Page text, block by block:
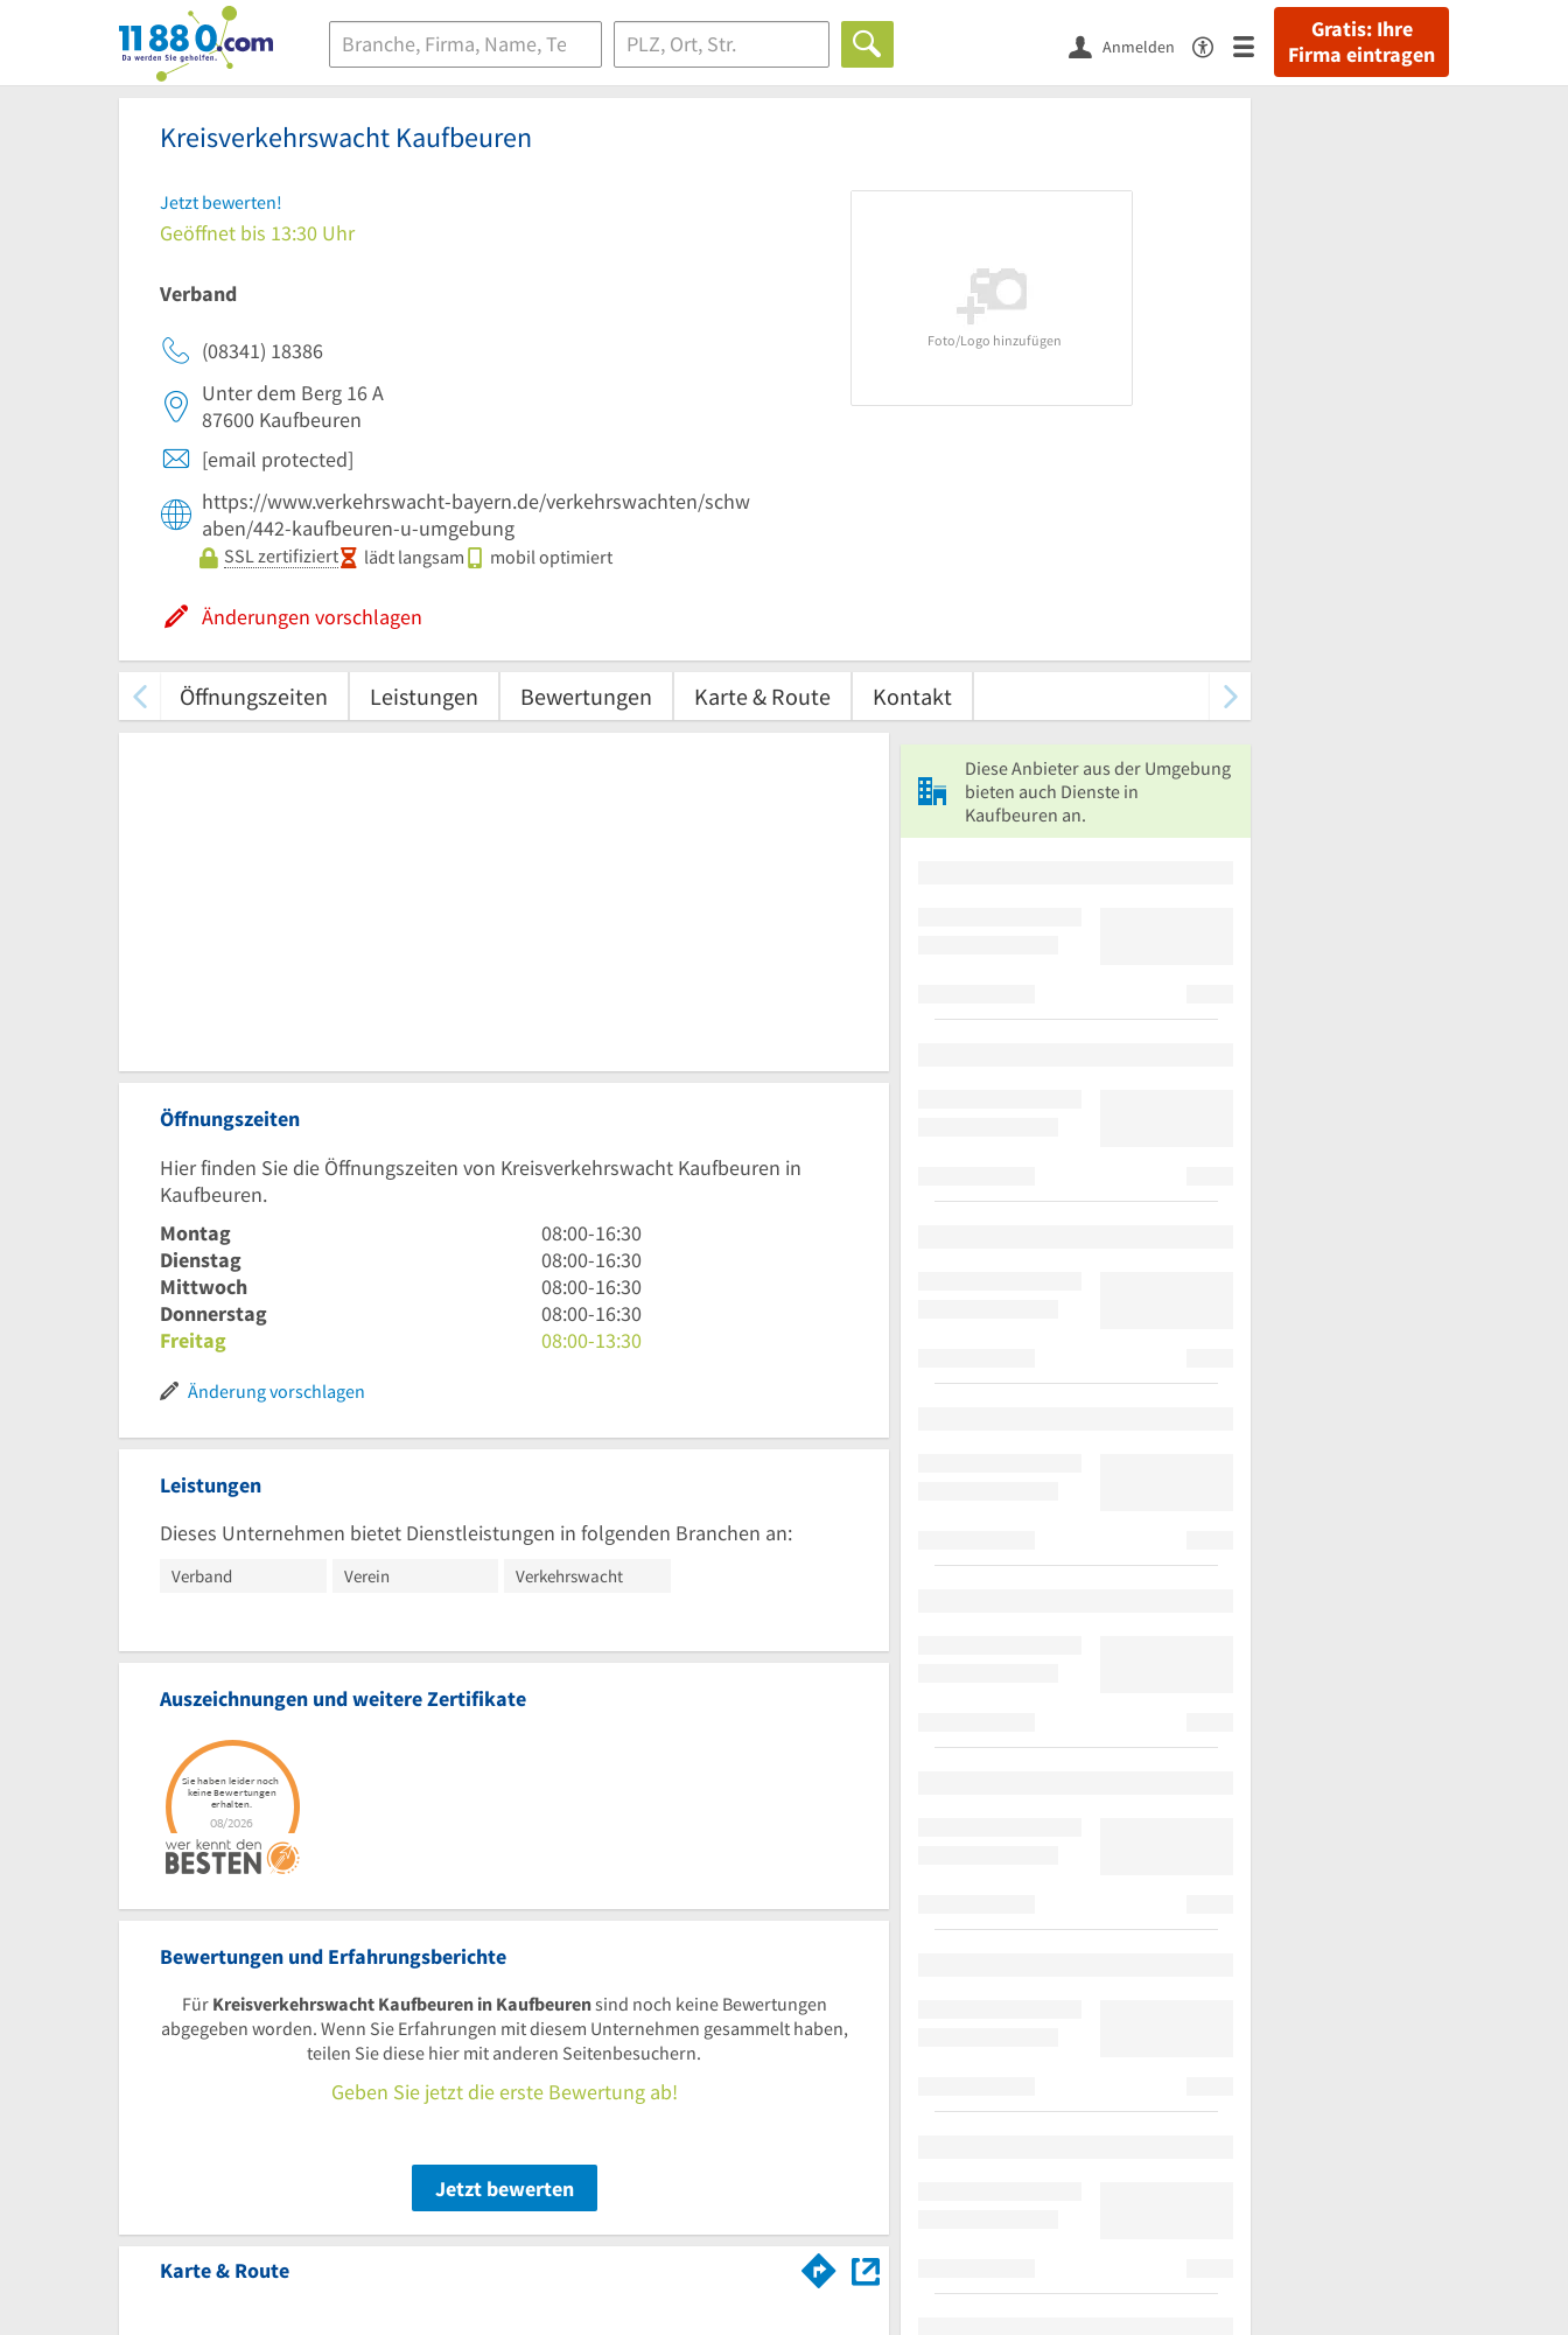
11880.com
Gratis: Ihre
Firma eintragen
Anmelden
Kreisverkehrswacht Kaufbeuren
Jetzt bewerten!
Geöffnet bis 13:30 Uhr
Verband
Foto/Logo hinzufügen
(08341) 18386
Unter dem Berg 16 A
87600 Kaufbeuren
[email protected]
https://www.verkehrswacht-bayern.de/verkehrswachten/schw
aben/442-kaufbeuren-u-umgebung
SSL zertifiziert lädt langsam mobil optimiert
Änderungen vorschlagen
Öffnungszeiten Leistungen Bewertungen Karte & Route Kontakt
Öffnungszeiten
Hier finden Sie die Öffnungszeiten von Kreisverkehrswacht Kaufbeuren in
Kaufbeuren.
Montag
8
Uhr
bis
16
Uhr
08:00-16:30
Dienstag
8
Uhr
bis
16
08:00-16:30
Mittwoch
8
Uhr
bis
08:00-16:30
Donnerstag
8
Uhr
30
08:00-16:30
Freitag
8
Uhr
08:00-13:30
Änderung vorschlagen
Leistungen
Dieses Unternehmen bietet Dienstleistungen in folgenden Branchen an:
Verband Verein Verkehrswacht
Auszeichnungen und weitere Zertifikate
Bewertungen und Erfahrungsberichte
Für Kreisverkehrswacht Kaufbeuren in Kaufbeurensind noch keine Bewertungen
abgegeben worden. Wenn Sie Erfahrungen mit diesem Unternehmen gesammelt haben,
teilen Sie diese hier mit anderen Seitenbesuchern.
Geben Sie jetzt die erste Bewertung ab!
Jetzt bewerten
Karte & Route
Diese Anbieter aus der Umgebung
bieten auch Dienste in
Kaufbeuren an.